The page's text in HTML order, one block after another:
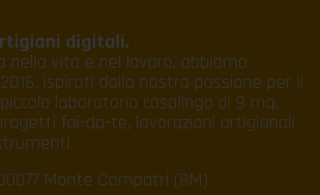
digitali.
nella vita e nel lavoro, abbiamo
ispirati dalla nostra passione per il
laboratorio casalingo di 9 mq,
fai-da-te, lavorazioni artigianali
Monte Compatri (RM)